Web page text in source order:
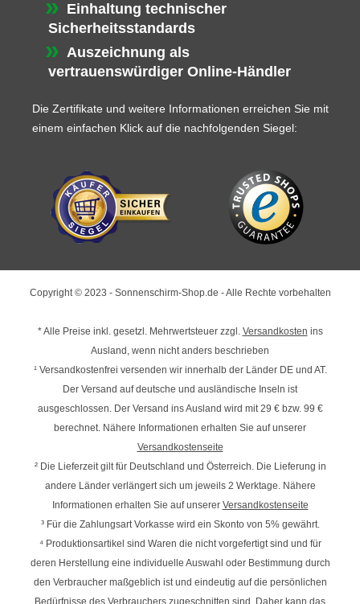
Einhaltung technischer
Sicherheitsstandards
Auszeichnung als
vertrauenswürdiger Online-Händler
Die Zertifikate und weitere Informationen erreichen Sie mit
einem einfachen Klick auf die nachfolgenden Siegel:
Copyright © 2023 - Sonnenschirm-Shop.de - Alle Rechte vorbehalten
* Alle Preise inkl. gesetzl. Mehrwertsteuer zzgl. Versandkosten ins
Ausland, wenn nicht anders beschrieben
¹ Versandkostenfrei versenden wir innerhalb der Länder DE und AT.
Der Versand auf deutsche und ausländische Inseln ist
ausgeschlossen. Der Versand ins Ausland wird mit29 € bzw. 99 €
berechnet. Nähere Informationen erhalten Sie auf unserer
Versandkostenseite
² Die Lieferzeit gilt für Deutschland und Österreich. Die Lieferung in
andere Länder verlängert sich um jeweils 2 Werktage. Nähere
Informationen erhalten Sie auf unserer Versandkostenseite
³ Für die Zahlungsart Vorkasse wird ein Skonto von 5% gewährt.
⁴ Produktionsartikel sind Waren die nicht vorgefertigt sind und für
deren Herstellung eine individuelle Auswahl oder Bestimmung durch
den Verbraucher maßgeblich ist und eindeutig auf die persönlichen